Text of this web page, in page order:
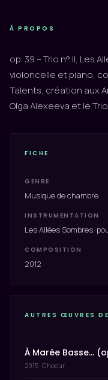
À PROPOS
op. 39 – Trio n° II, Les
violoncelle et piano,
Talents, création aux
Olga Alexeeva et le
FICHE
GENRE
Musique de chambre
INSTRUMENTATION
Les Allées Sombres,
COMPOSITION
2012
AUTRES ŒUVRES
À Marée Basse…
2015 · Choeur